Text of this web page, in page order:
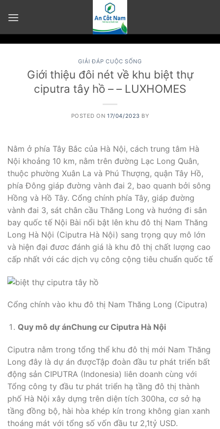
GIẢI ĐÁP CUỘC SỐNG
Giới thiệu đôi nét về khu biệt thự
ciputra tây hồ – – LUXHOMES
POSTED ON17/04/2023 BY
Nằm ở phía Tây Bắc của Hà Nội, cách trung tâm Hà
Nội khoảng 10 km, nằm trên đường Lạc Long Quân,
thuộc phường Xuân La và Phú Thượng, quận Tây Hồ,
phía Ðông giáp đường vành đai 2, bao quanh bởi sông
Hồng và Hồ Tây. Cổng chính phía Tây, giáp đường
vành đai 3, sát chân cầu Thăng Long và hướng đi sân
bay quốc tế Nội Bài nổi bật lên khu đô thị Nam Thăng
Long Hà Nội (Ciputra Hà Nội) sang trọng quy mô lớn
và hiện đại đươc đánh giá là khu đô thị chất lượng cao
cấp nhất với các dịch vụ công cộng tiêu chuẩn quốc tế
Cổng chính vào khu đô thị Nam Thăng Long (Ciputra)
Quy mô dự ánChung cư Ciputra Hà Nội
Ciputra nằm trong tổng thể khu đô thị mới Nam Thăng
Long đây là dự án đượcTập đoàn đầu tư phát triển bất
động sản CIPUTRA (Indonesia) liên doanh cùng với
Tổng công ty đầu tư phát triển hạ tầng đô thị thành
phố Hà Nội xây dựng trên diện tích 300ha, cơ sở hạ
tầng đồng bộ, hài hòa khép kín trong không gian xanh
thoáng mát với tổng số vốn đầu tư 2,1tỷ USD.